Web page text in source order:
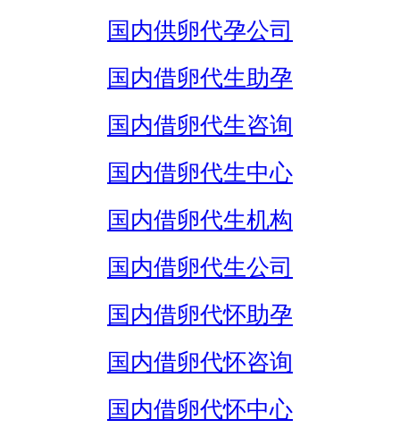
国内供卵代孕公司
国内借卵代生助孕
国内借卵代生咨询
国内借卵代生中心
国内借卵代生机构
国内借卵代生公司
国内借卵代怀助孕
国内借卵代怀咨询
国内借卵代怀中心